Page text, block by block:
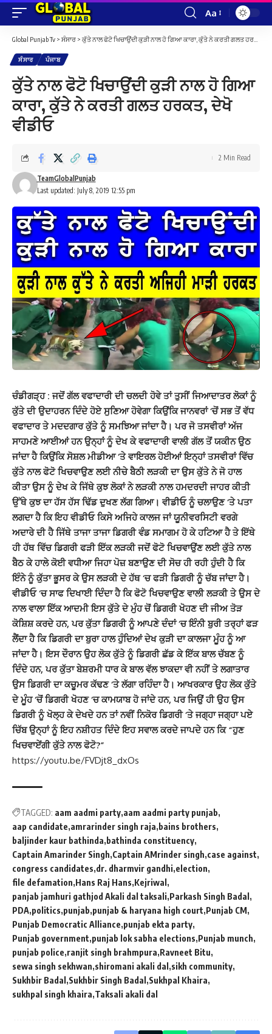
Font
Resizer
Aa
Global Punjab Tv > ਸੰਸਾਰ > ਕੁੱਤੇ ਨਾਲ ਫੋਟੋ ਖਿਚਾਉਂਦੀ ਕੁੜੀ ਨਾਲ ਹੋ ਗਿਆ ਕਾਰਾ, ਕੁੱਤੇ ਨੇ ਕਰਤੀ ਗਲਤ ਹਰਕਤ, ਦੇਖੋ ਵੀਡੀਓ
ਸੰਸਾਰ ਪੰਜਾਬ
ਕੁੱਤੇ ਨਾਲ ਫੋਟੋ ਖਿਚਾਉਂਦੀ ਕੁੜੀ ਨਾਲ ਹੋ ਗਿਆ
ਕਾਰਾ, ਕੁੱਤੇ ਨੇ ਕਰਤੀ ਗਲਤ ਹਰਕਤ, ਦੇਖੋ
ਵੀਡੀਓ
Last updated: July 8, 2019 12:55 pm
TeamGlobalPunjab
2 Min Read
ਚੰਡੀਗੜ੍ਹ : ਜਦੋਂ ਗੱਲ ਵਫਾਦਾਰੀ ਦੀ ਚਲਦੀ ਹੋਵੇ ਤਾਂ ਤੁਸੀਂ ਜਿਆਦਾਤਰ ਲੋਕਾਂ ਨੂੰ
ਕੁੱਤੇ ਦੀ ਉਦਾਹਰਨ ਦਿੰਦੇ ਹੋਏ ਸੁਣਿਆ ਹੋਵੇਗਾ ਕਿਉਂਕਿ ਜਾਨਵਰਾਂ ‘ਚੋਂ ਸਭ ਤੋਂ ਵੱਧ
ਵਫਾਦਾਰ ਤੇ ਮਦਦਗਾਰ ਕੁੱਤੇ ਨੂੰ ਸਮਝਿਆ ਜਾਂਦਾ ਹੈ। ਪਰ ਜੋ ਤਸਵੀਰਾਂ ਅੱਜ
ਸਾਹਮਣੇ ਆਈਆਂ ਹਨ ਉਨ੍ਹਾਂ ਨੂੰ ਦੇਖ ਕੇ ਵਫਾਦਾਰੀ ਵਾਲੀ ਗੱਲ ਤੋਂ ਯਕੀਨ ਉਠ
ਜਾਂਦਾ ਹੈ ਕਿਉਂਕਿ ਸੋਸ਼ਲ ਮੀਡੀਆ ‘ਤੇ ਵਾਇਰਲ ਹੋਈਆਂ ਇਨ੍ਹਾਂ ਤਸਵੀਰਾਂ ਵਿੱਚ
ਕੁੱਤੇ ਨਾਲ ਫੋਟੋ ਖਿਚਵਾਉਣ ਲਈ ਨੀਚੇ ਬੈਠੀ ਲੜਕੀ ਦਾ ਉਸ ਕੁੱਤੇ ਨੇ ਜੋ ਹਾਲ
ਕੀਤਾ ਉਸ ਨੂੰ ਦੇਖ ਕੇ ਜਿੱਥੇ ਕੁਝ ਲੋਕਾਂ ਨੇ ਲੜਕੀ ਨਾਲ ਹਮਦਰਦੀ ਜਾਹਰ ਕੀਤੀ
ਉੱਥੇ ਕੁਝ ਦਾ ਹੱਸ ਹੱਸ ਢਿੱਡ ਦੁਖਣ ਲੱਗ ਗਿਆ। ਵੀਡੀਓ ਨੂੰ ਚਲਾਉਣ ‘ਤੇ ਪਤਾ
ਲਗਦਾ ਹੈ ਕਿ ਇਹ ਵੀਡੀਓ ਕਿਸੇ ਅਜਿਹੇ ਕਾਲਜ ਜਾਂ ਯੂਨੀਵਰਸਿਟੀ ਵਰਗੇ
ਅਦਾਰੇ ਦੀ ਹੈ ਜਿੱਥੇ ਤਾਜਾ ਤਾਜਾ ਡਿਗਰੀ ਵੰਡ ਸਮਾਗਮ ਹੋ ਕੇ ਹਟਿਆ ਹੈ ਤੇ ਇੱਥੇ
ਹੀ ਹੱਥ ਵਿੱਚ ਡਿਗਰੀ ਫੜੀ ਇੱਕ ਲੜਕੀ ਜਦੋਂ ਫੋਟੋ ਖਿਚਵਾਉਂਣ ਲਈ ਕੁੱਤੇ ਨਾਲ
ਬੈਠ ਕੇ ਹਾਲੇ ਕੋਈ ਵਧੀਆ ਜਿਹਾ ਪੋਜ਼ ਬਣਾਉਣ ਦੀ ਸੋਚ ਹੀ ਰਹੀ ਹੁੰਦੀ ਹੈ ਕਿ
ਇੰਨੇ ਨੂੰ ਕੁੱਤਾ ਭੂਸਰ ਕੇ ਉਸ ਲੜਕੀ ਦੇ ਹੱਥ ‘ਚ ਫੜੀ ਡਿਗਰੀ ਨੂੰ ਚੱਬ ਜਾਂਦਾ ਹੈ।
ਵੀਡੀਓ ‘ਚ ਸਾਫ ਦਿਖਾਈ ਦਿੰਦਾ ਹੈ ਕਿ ਫੋਟੋ ਖਿਚਵਾਉਣ ਵਾਲੀ ਲੜਕੀ ਤੇ ਉਸ ਦੇ
ਨਾਲ ਵਾਲਾ ਇੱਕ ਆਦਮੀ ਇਸ ਕੁੱਤੇ ਦੇ ਮੁੰਹ ਚੋਂ ਡਿਗਰੀ ਖੋਹਣ ਦੀ ਜੀਅ ਤੋੜ
ਕੋਸ਼ਿਸ਼ ਕਰਦੇ ਹਨ, ਪਰ ਕੁੱਤਾ ਡਿਗਰੀ ਨੂੰ ਆਪਣੇ ਦੰਦਾਂ ‘ਚ ਇੰਨੀ ਬੁਰੀ ਤਰ੍ਹਾਂ ਫੜ
ਲੈਂਦਾ ਹੈ ਕਿ ਡਿਗਰੀ ਦਾ ਬੁਰਾ ਹਾਲ ਹੁੰਦਿਆਂ ਦੇਖ ਕੁੜੀ ਦਾ ਕਾਲਜਾ ਮੂੰਹ ਨੂੰ ਆ
ਜਾਂਦਾ ਹੈ। ਇਸ ਦੌਰਾਨ ਉਹ ਲੋਕ ਕੁੱਤੇ ਨੂੰ ਡਿਗਰੀ ਛੱਡ ਕੇ ਇੱਕ ਬਾਲ ਚੱਬਣ ਨੂੰ
ਦਿੰਦੇ ਹਨ, ਪਰ ਕੁੱਤਾ ਬੇਸ਼ਰਮੀ ਧਾਰ ਕੇ ਬਾਲ ਵੱਲ ਝਾਕਦਾ ਵੀ ਨਹੀਂ ਤੇ ਲਗਾਤਾਰ
ਉਸ ਡਿਗਰੀ ਦਾ ਕਚੂਮਰ ਕੱਢਣ ‘ਤੇ ਲੱਗਾ ਰਹਿੰਦਾ ਹੈ। ਆਖਰਕਾਰ ਉਹ ਲੋਕ ਕੁੱਤੇ
ਦੇ ਮੂੰਹ ‘ਚੋਂ ਡਿਗਰੀ ਖੋਹਣ ‘ਚ ਕਾਮਯਾਬ ਹੋ ਜਾਂਦੇ ਹਨ, ਪਰ ਜਿਉਂ ਹੀ ਉਹ ਉਸ
ਡਿਗਰੀ ਨੂੰ ਖੋਲ੍ਹ ਕੇ ਦੇਖਦੇ ਹਨ ਤਾਂ ਨਵੀਂ ਨਿਕੋਰ ਡਿਗਰੀ ‘ਤੇ ਜਗ੍ਹਾ ਜਗ੍ਹਾ ਪਏ
ਚਿੱਬ ਉਨ੍ਹਾਂ ਨੂੰ ਇਹ ਨਸ਼ੀਹਤ ਦਿੰਦੇ ਇਹ ਸਵਾਲ ਕਰਦੇ ਜਾਪਦੇ ਹਨ ਕਿ “ਹੁਣ
ਖਿਚਵਾਏਂਗੀ ਕੁੱਤੇ ਨਾਲ ਫੋਟੋ?”
https://youtu.be/FVDjt8_dxOs
TAGGED: aam aadmi party aam aadmi party punjab
aap candidate amrarinder singh raja bains brothers
baljinder kaur bathinda bathinda constituency
Captain Amarinder Singh Captain AMrinder singh case against
congress candidates dr. dharmvir gandhi election
file defamation Hans Raj Hans Kejriwal
panjab jamhuri gathjod Akali dal taksali Parkash Singh Badal
PDA politics punjab punjab & haryana high court Punjab CM
Punjab Democratic Alliance punjab ekta party
Punjab government punjab lok sabha elections Punjab munch
punjab police ranjit singh brahmpura Ravneet Bitu
sewa singh sekhwan shiromani akali dal sikh community
Sukhbir Badal Sukhbir Singh Badal Sukhpal Khaira
sukhpal singh khaira Taksali akali dal